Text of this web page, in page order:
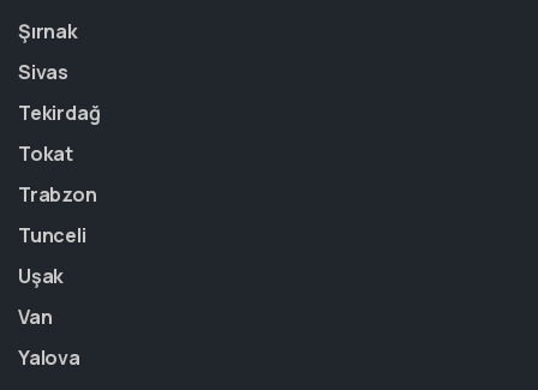
Şırnak
Sivas
Tekirdağ
Tokat
Trabzon
Tunceli
Uşak
Van
Yalova